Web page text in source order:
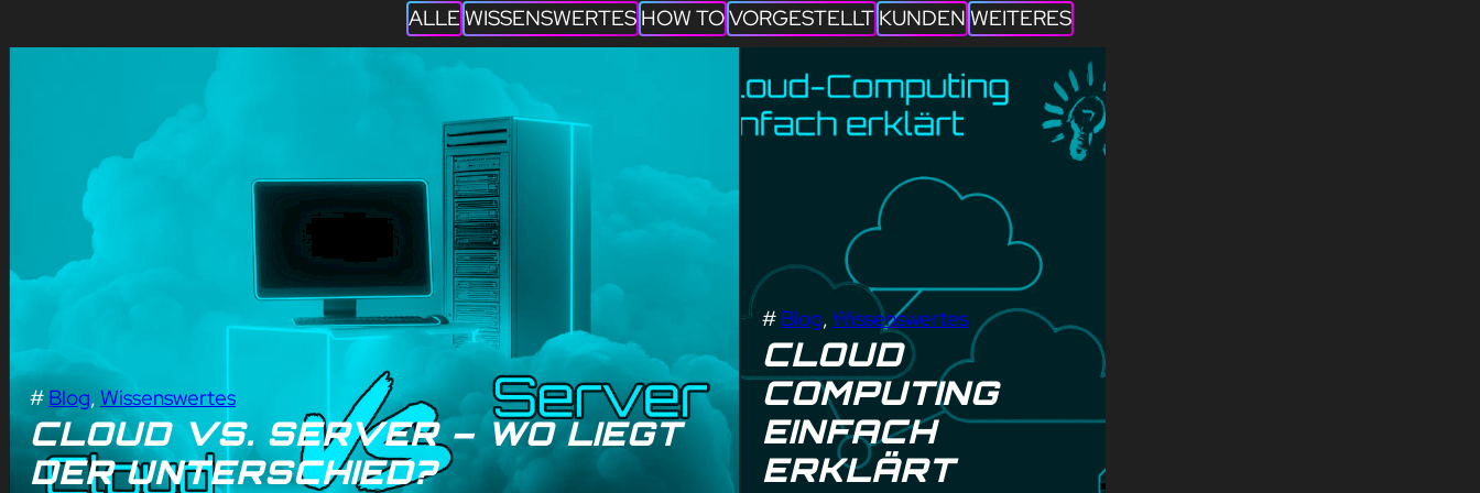
ALLE WISSENSWERTES HOW TOVORGESTELLT KUNDEN WEITERES
# Blog, Wissenswertes
CLOUD VS. SERVER – WO LIEGT
DER UNTERSCHIED?
# Blog, Wissenswertes
CLOUD
COMPUTING
EINFACH
ERKLÄRT